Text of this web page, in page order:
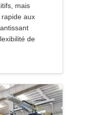
mais
aux
de